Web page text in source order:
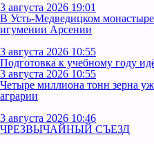
3 августа 2026 19:01
В Усть‑Медведицком
игумении Арсении
3 августа 2026 10:55
Подготовка к учебному году
3 августа 2026 10:55
Четыре миллиона тонн зерна
аграрии
3 августа 2026 10:46
ЧРЕЗВЫЧАЙНЫЙ СЪЕЗД